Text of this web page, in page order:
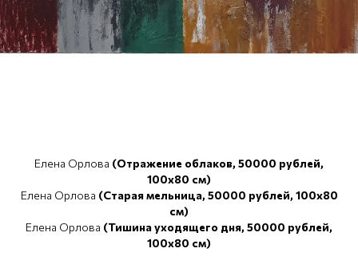
Елена Орлова (Отражение облаков, 50000 рублей,
100x80 см)
Елена Орлова (Старая мельница, 50000 рублей, 100x80
см)
Елена Орлова (Тишина уходящего дня, 50000 рублей,
100x80 см)